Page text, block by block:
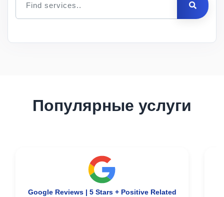
Популярные услуги
Google Reviews | 5 Stars + Positive Related